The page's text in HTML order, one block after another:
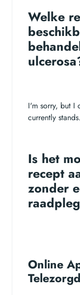
Welke
I'm sorry, but I
currently stands.
Is het
recept
zonder
Online